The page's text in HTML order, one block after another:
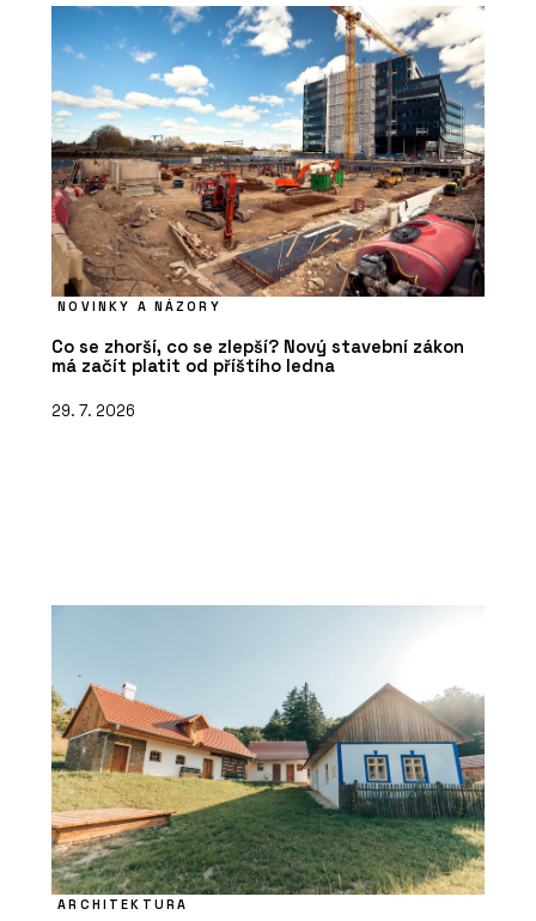
NOVINKY A NÁZORY
Co se zhorší, co se zlepší? Nový stavební zákon
má začít platit od příštího ledna
29. 7. 2026
ARCHITEKTURA